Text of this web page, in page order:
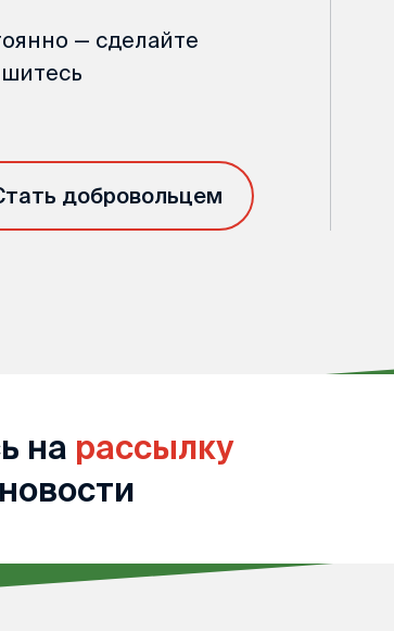
— сделайте
добровольцем
на рассылку